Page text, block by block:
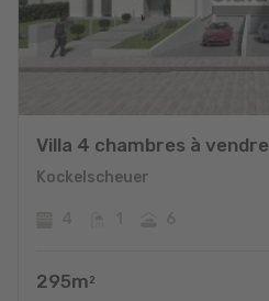
Villa 4 chambres à vendre
Kockelscheuer
295m 2